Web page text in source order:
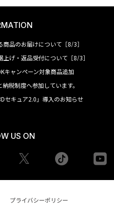
品のお届けについて［8/3］
げ・返品受付について［8/3］
キャンペーン対象商品追加
税制度へ参加しています。
セキュア2.0」導入のお知らせ
US ON
tiktok
プライバシーポリシー